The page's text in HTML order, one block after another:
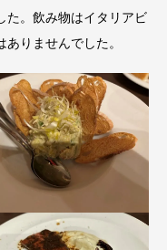
た。飲み物はイタリアビ
りませんでした。